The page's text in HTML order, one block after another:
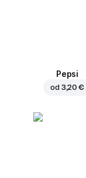
Pepsi
od 3,20 €